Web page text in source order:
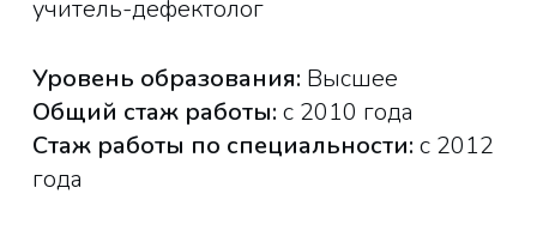
учитель-дефектолог
Уровень образования: Высшее
Общий стаж работы: с 2010 года
Стаж работы по специальности: с 2012
года